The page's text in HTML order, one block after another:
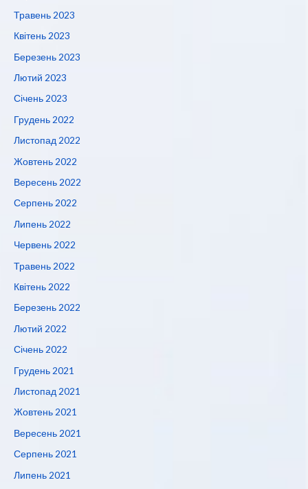
Травень 2023
Квітень 2023
Березень 2023
Лютий 2023
Січень 2023
Грудень 2022
Листопад 2022
Жовтень 2022
Вересень 2022
Серпень 2022
Липень 2022
Червень 2022
Травень 2022
Квітень 2022
Березень 2022
Лютий 2022
Січень 2022
Грудень 2021
Листопад 2021
Жовтень 2021
Вересень 2021
Серпень 2021
Липень 2021